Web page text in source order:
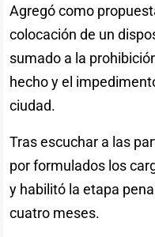
Agregó como
colocación de un
sumado a la
hecho y el
ciudad.
Tras escuchar a las
por formulados los
y habilitó la etapa
cuatro meses.